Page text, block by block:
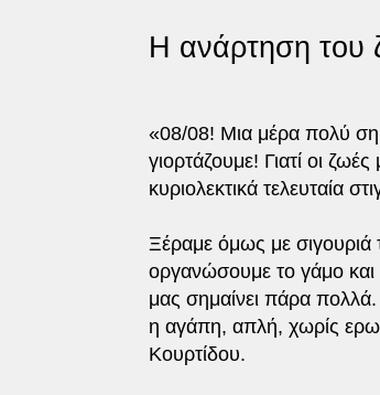
Η ανάρτηση του
«08/08! Μια μέρα πολύ
γιορτάζουμε! Γιατί οι
κυριολεκτικά τελευταία
Ξέραμε όμως με σιγουριά
οργανώσουμε το γάμο και
μας σημαίνει πάρα πολλά.
η αγάπη, απλή, χωρίς
Κουρτίδου.